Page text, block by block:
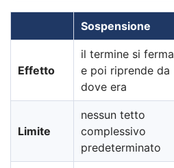
Sospensione
Effetto
il termine si ferma
e poi riprende da
dove era
Limite
nessun tetto
complessivo
predeterminato